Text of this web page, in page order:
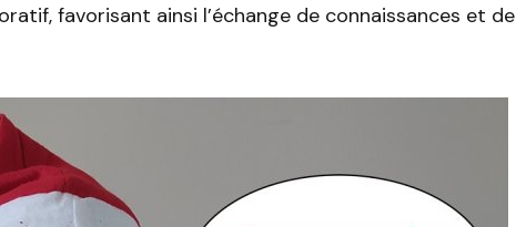
favorisant ainsi l’échange de connaissances et de